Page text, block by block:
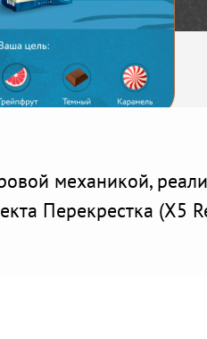
механикой,
Перекрестка (X5